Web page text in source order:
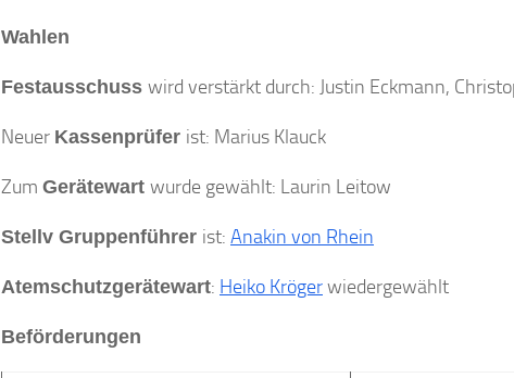
Wahlen
Festausschuss wird verstärkt durch: Justin Eckmann,
Neuer Kassenprüfer ist: Marius Klauck
Zum Gerätewart wurde gewählt: Laurin Leitow
Stellv Gruppenführer ist: Anakin von Rhein
Atemschutzgerätewart: Heiko Krögerwiedergewählt
Beförderungen